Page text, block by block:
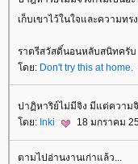
เก็บเขาไว้ในใจและความทร
ราตรีสวัสดิ์นอนหลับสนิทครับ
ดย: Don't try this at home.
ปาฏิหาริย์ไม่มีจิง มีแต่ความ
ดย: Inki 18 มกราคม
ตามไปอ่านงานเก่าแล้ว...